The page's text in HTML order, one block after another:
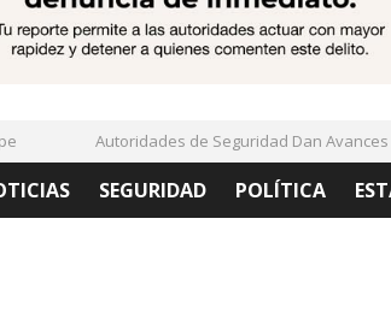
Autoridades de Seguridad Dan Avances
SEGURIDAD POLÍTICA